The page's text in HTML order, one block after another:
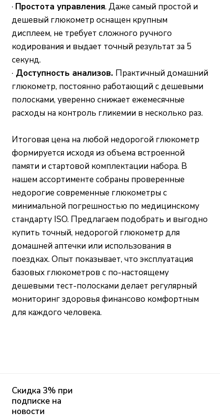
· Простота управления. Даже самый простой и
дешевый глюкометр оснащен крупным
дисплеем, не требует сложного ручного
кодирования и выдает точный результат за 5
секунд.
· Доступность анализов. Практичный домашний
глюкометр, постоянно работающий с дешевыми
полосками, уверенно снижает ежемесячные
расходы на контроль гликемии в несколько раз.
Итоговая цена на любой недорогой глюкометр
формируется исходя из объема встроенной
памяти и стартовой комплектации набора. В
нашем ассортименте собраны проверенные
недорогие современные глюкометры с
минимальной погрешностью по медицинскому
стандарту ISO. Предлагаем подобрать и выгодно
купить точный, недорогой глюкометр для
домашней аптечки или использования в
поездках. Опыт показывает, что эксплуатация
базовых глюкометров с по-настоящему
дешевыми тест-полосками делает регулярный
мониторинг здоровья финансово комфортным
для каждого человека.
Скидка 3% при
подписке на
новости